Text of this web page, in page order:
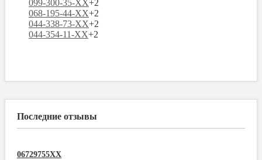
099-300-35-XX+2
068-195-44-XX+2
044-338-73-XX+2
044-354-11-XX+2
Последние отзывы
06729755XX